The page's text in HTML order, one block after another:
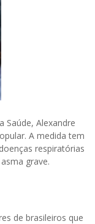
Saúde, Alexandre
A medida tem
respiratórias
grave.
de brasileiros que